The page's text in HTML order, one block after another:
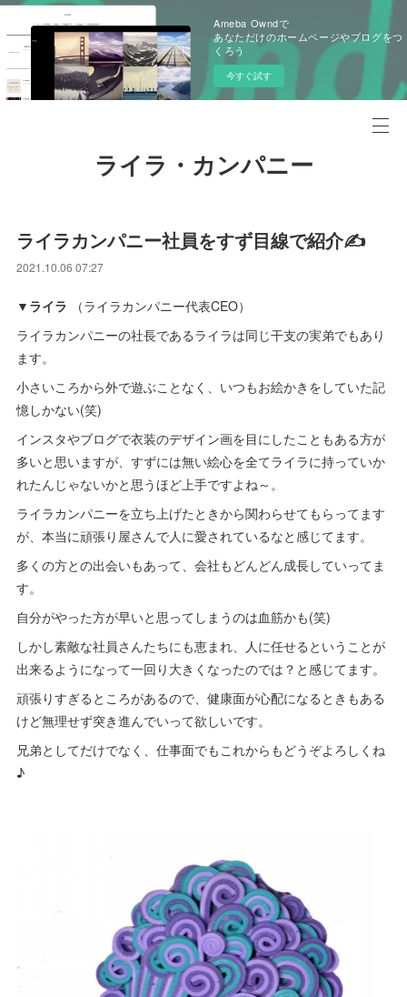
Ameba Owndで
あなただけのホームページやブログをつ
くろう
今すぐ試す
ライラ・カンパニー
ライラカンパニー社員をすず目線で紹介✍️
2021.10.06 07:27
▼ライラ
（ライラカンパニー代表CEO）
ライラカンパニーの社長であるライラは同じ干支の実弟でもあり
ます。
小さいころから外で遊ぶことなく、いつもお絵かきをしていた記
憶しかない(笑)
インスタやブログで衣装のデザイン画を目にしたこともある方が
多いと思いますが、すずには無い絵心を全てライラに持っていか
れたんじゃないかと思うほど上手ですよね～。
ライラカンパニーを立ち上げたときから関わらせてもらってます
が、本当に頑張り屋さんで人に愛されているなと感じてます。
多くの方との出会いもあって、会社もどんどん成長していってま
す。
自分がやった方が早いと思ってしまうのは血筋かも(笑)
しかし素敵な社員さんたちにも恵まれ、人に任せるということが
出来るようになって一回り大きくなったのでは？と感じてます。
頑張りすぎるところがあるので、健康面が心配になるときもある
けど無理せず突き進んでいって欲しいです。
兄弟としてだけでなく、仕事面でもこれからもどうぞよろしくね
♪